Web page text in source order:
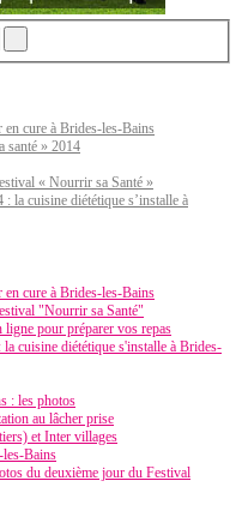
cure à Brides-les-Bains
santé » 2014
« Nourrir sa Santé »
la cuisine diététique s’installe à
cure à Brides-les-Bains
"Nourrir sa Santé"
pour préparer vos repas
cuisine diététique s'installe à Brides-
: les photos
au lâcher prise
et Inter villages
les-Bains
du deuxième jour du Festival